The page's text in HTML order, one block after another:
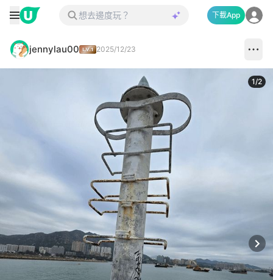
下載App
jennylau00 2025/12/23
1/2